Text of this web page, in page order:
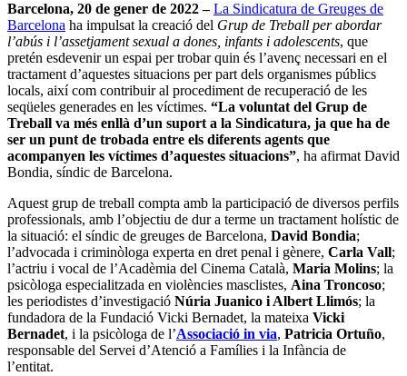
Barcelona, 20 de gener de 2022 –La Sindicatura de Greuges de
Barcelona ha impulsat la creació del Grup de Treball per abordar
l’abús i l’assetjament sexual a dones, infants i adolescents, que
pretén esdevenir un espai per trobar quin és l’avenç necessari en el
tractament d’aquestes situacions per part dels organismes públics
locals, així com contribuir al procediment de recuperació de les
seqüeles generades en les víctimes. “La voluntat del Grup de
Treball va més enllà d’un suport a la Sindicatura, ja que ha de
ser un punt de trobada entre els diferents agents que
acompanyen les víctimes d’aquestes situacions”, ha afirmat David
Bondia, síndic de Barcelona.
Aquest grup de treball compta amb la participació de diversos perfils
professionals, amb l’objectiu de dur a terme un tractament holístic de
la situació: el síndic de greuges de Barcelona, David Bondia;
l’advocada i criminòloga experta en dret penal i gènere, Carla Vall;
l’actriu i vocal de l’Acadèmia del Cinema Català, Maria Molins; la
psicòloga especialitzada en violències masclistes, Aina Troncoso;
les periodistes d’investigació Núria Juanico i Albert Llimós; la
fundadora de la Fundació Vicki Bernadet, la mateixa Vicki
Bernadet, i la psicòloga de l’Associació in via, Patricia Ortuño,
responsable del Servei d’Atenció a Famílies i la Infància de
l’entitat.